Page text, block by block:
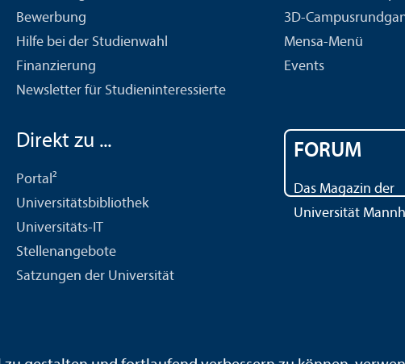
Bewerbung
Hilfe bei der Studien­wahl
Finanzierung
Newsletter für Studien­interessierte
3D-
Mensa-Menü
Events
Direkt zu ...
Portal²
Universitäts­bibliothek
Universitäts-IT
Stellenangebote
Satzungen der Universität
FORUM
Das Magazin der
Universität